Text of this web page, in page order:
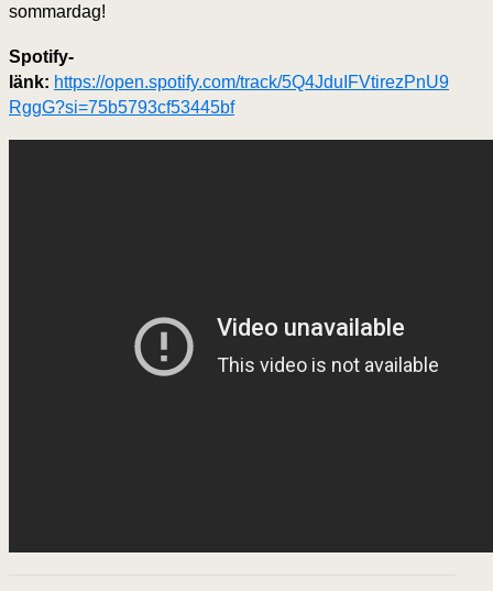
sommardag!
Spotify-
länk: https://open.spotify.com/track/5Q4JduIFVtirezPnU9
RggG?si=75b5793cf53445bf